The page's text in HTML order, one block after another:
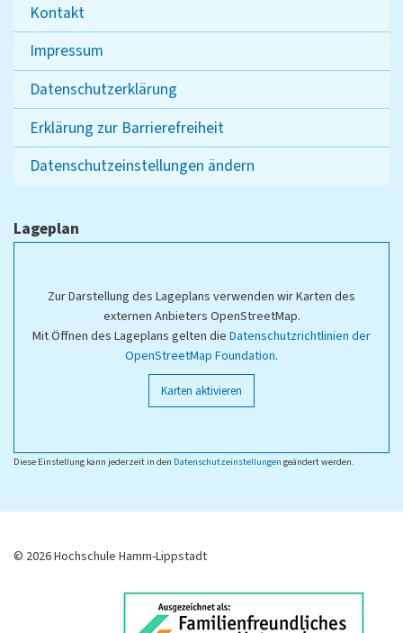
Kontakt
Impressum
Datenschutzerklärung
Erklärung zur Barrierefreiheit
Datenschutzeinstellungen ändern
Lageplan
Zur Darstellung des Lageplans verwenden wir Karten des
externen Anbieters OpenStreetMap.
Mit Öffnen des Lageplans gelten die Datenschutzrichtlinien der
OpenStreetMap Foundation.
Karten aktivieren
Diese Einstellung kann jederzeit in den Datenschutzeinstellungen geändert werden.
© 2026 Hochschule Hamm-Lippstadt